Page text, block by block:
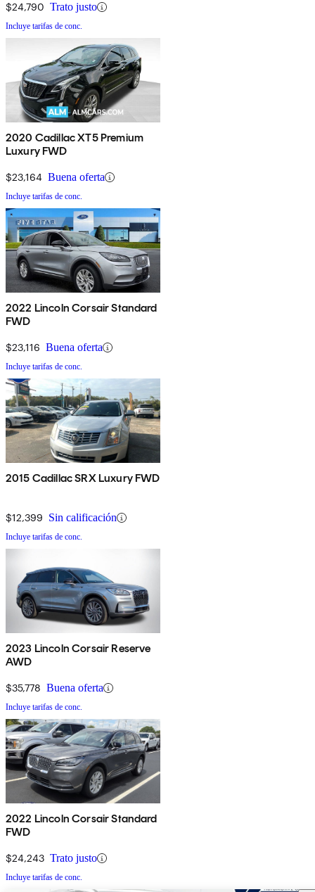
$24,790 Trato justo
Incluye tarifas de conc.
2020 Cadillac XT5 Premium
Luxury FWD
$23,164 Buena oferta
Incluye tarifas de conc.
2022 Lincoln Corsair Standard
FWD
$23,116 Buena oferta
Incluye tarifas de conc.
2015 Cadillac SRX Luxury FWD
$12,399 Sin calificación
Incluye tarifas de conc.
2023 Lincoln Corsair Reserve
AWD
$35,778 Buena oferta
Incluye tarifas de conc.
2022 Lincoln Corsair Standard
FWD
$24,243 Trato justo
Incluye tarifas de conc.